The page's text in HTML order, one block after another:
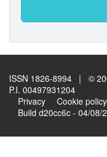
ISSN 1826-8994 | ©
P.I. 00497931204
Privacy
Cookie policy
Build d20cc6c - 04/08/